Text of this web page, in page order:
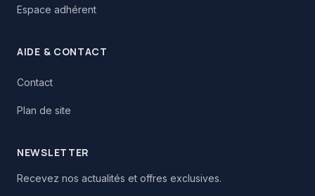
Espace adhérent
AIDE & CONTACT
Contact
Plan de site
NEWSLETTER
Recevez nos actualités et offres exclusives.